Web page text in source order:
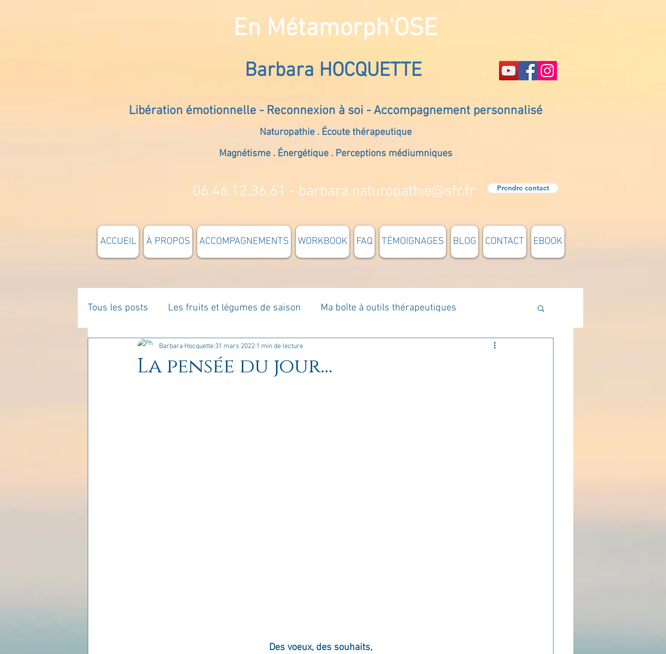
En Métamorph'OSE
Barbara HOCQUETTE
Libération émotionnelle - Reconnexion à soi - Accompagnement personnalisé
Naturopathie . Écoute thérapeutique
Magnétisme . Énergétique . Perceptions médiumniques
06.46.12.36.61 - barbara.naturopathie@sfr.fr Prendre contact
ACCUEIL À PROPOS ACCOMPAGNEMENTS WORKBOOK FAQ TÉMOIGNAGES BLOG CONTACT EBOOK
Tous les posts Les fruits et légumes de saison Ma boîte à outils thérapeutiques
La parentalité De vous à moi... Rome : voyage Méthodologie
La pensée du jour...
Barbara Hocquette 31 mars 2022 1 min de lecture
Des voeux, des souhaits,